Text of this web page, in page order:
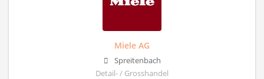
Miele AG
Spreitenbach
Detail- / Grosshandel